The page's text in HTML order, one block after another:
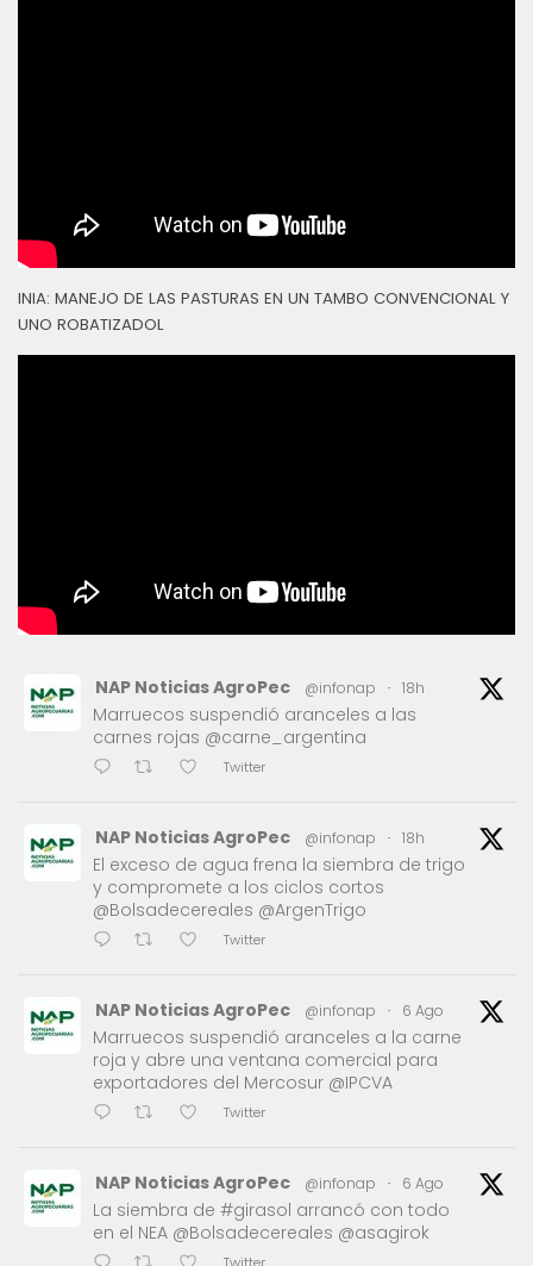
INIA: MANEJO DE LAS PASTURAS EN UN TAMBO CONVENCIONAL Y
UNO ROBATIZADOL
NAP Noticias AgroPec @infonap · 18h
Marruecos suspendió aranceles a las
carnes rojas @carne_argentina
Twitter
NAP Noticias AgroPec @infonap · 18h
El exceso de agua frena la siembra de trigo
y compromete a los ciclos cortos
@Bolsadecereales @ArgenTrigo
Twitter
NAP Noticias AgroPec @infonap · 6 Ago
Marruecos suspendió aranceles a la carne
roja y abre una ventana comercial para
exportadores del Mercosur @IPCVA
Twitter
NAP Noticias AgroPec @infonap · 6 Ago
La siembra de #girasol arrancó con todo
en el NEA @Bolsadecereales @asagirok
Twitter